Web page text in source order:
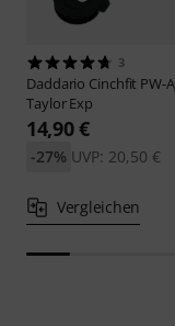
3
Daddario Cinchfit PW-
Taylor Exp
14,90 €
UVP: 20,50 €
-27%
Vergleichen